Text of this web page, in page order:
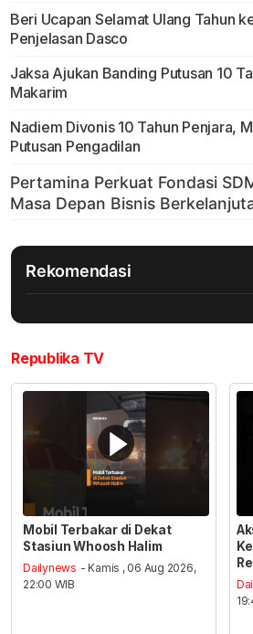
Beri Ucapan Selamat Ulang Tahun
Penjelasan Dasco
Jaksa Ajukan Banding Putusan 10
Makarim
Nadiem Divonis 10 Tahun Penjara,
Putusan Pengadilan
Rekomendasi
Republika TV
Mobil Terbakar di Dekat
Stasiun Whoosh Halim
Dailynews - Kamis , 06 Aug 2026,
22:00 WIB